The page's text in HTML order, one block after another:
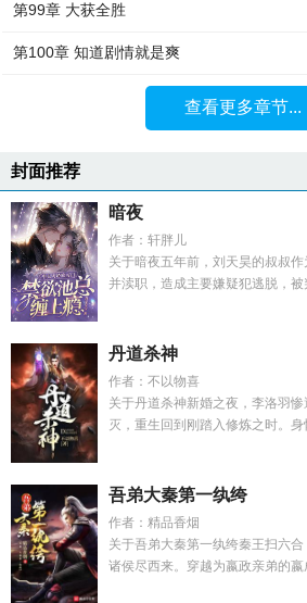
第99章 大获全胜
第100章 知道剧情就是爽
查看更多章节...
封面推荐
暗夜
作者：轩胖儿
关于暗夜五年前，刘天昊的叔叔
并渎职，造成主要嫌疑犯逃脱，被
丹道杀神
作者：不以物喜
关于丹道杀神新婚之夜，李洛羽
灭，重生回到刚踏入修炼之时。
吾弟大秦第一纨绔
作者：精品香烟
关于吾弟大秦第一纨绔秦王扫六
诸侯尽西来。穿越为嬴政亲弟的嬴